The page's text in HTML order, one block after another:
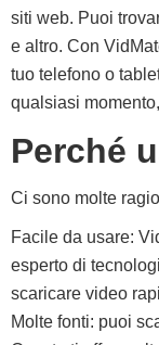
siti web. Puoi
e altro. Con
tuo telefono o
qualsiasi
Perché
Ci sono molte
Facile da usare:
esperto di
scaricare video
Molte fonti: puoi